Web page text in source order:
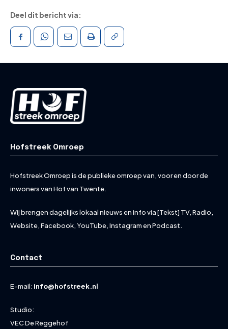
Deel dit bericht via:
Hofstreek Omroep
Hofstreek Omroep is de publieke omroep van, voor en door de
inwoners van Hof van Twente.
Wij brengen dagelijks lokaal nieuws en info via [Tekst] TV, Radio,
Website, Facebook, YouTube, Instagram en Podcast.
Contact
E-mail: info@hofstreek.nl
Studio:
VEC De Reggehof